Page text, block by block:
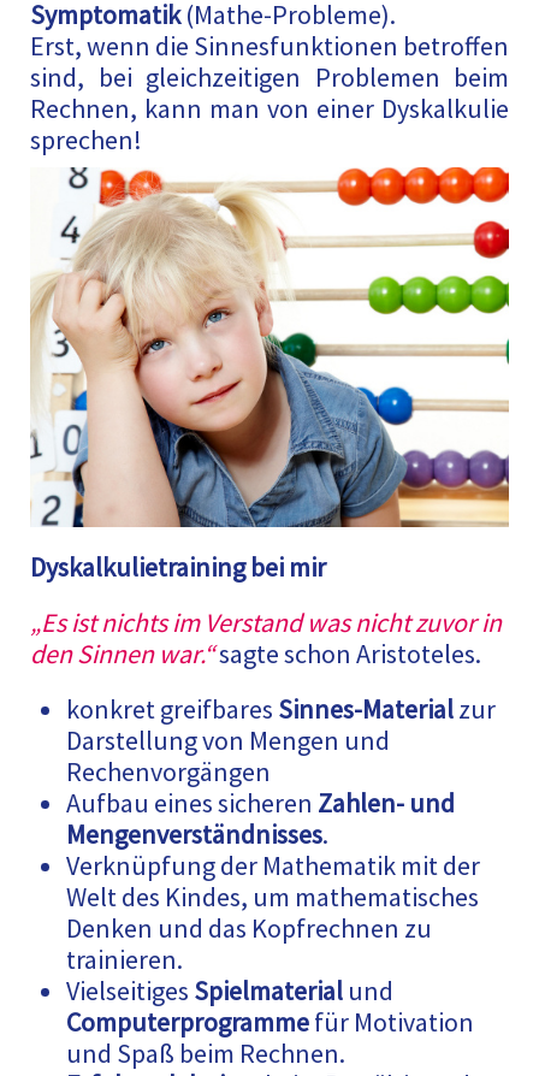
Symptomatik(Mathe-Probleme).
Erst, wenn die Sinnesfunktionen betroffen
sind, bei gleichzeitigen Problemen beim
Rechnen, kann man von einer Dyskalkulie
sprechen!
Dyskalkulietraining bei mir
„Es ist nichts im Verstand was nicht zuvor in
den Sinnen war.“sagte schon Aristoteles.
konkret greifbares Sinnes-Materialzur
Darstellung von Mengen und
Rechenvorgängen
Aufbau eines sicheren Zahlen- und
Mengenverständnisses.
Verknüpfung der Mathematik mit der
Welt des Kindes, um mathematisches
Denken und das Kopfrechnen zu
trainieren.
Vielseitiges Spielmaterial und
Computerprogrammefür Motivation
und Spaß beim Rechnen.